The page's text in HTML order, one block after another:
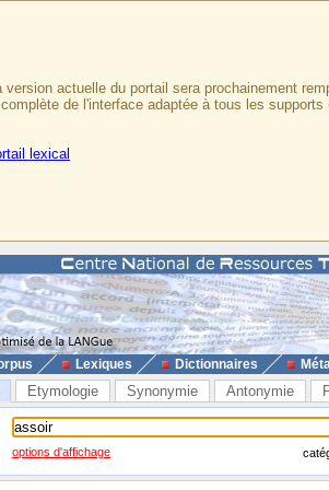
actuelle du portail sera prochainement
de l'interface adaptée à tous les
lexical
Lexiques Dictionnaires
Etymologie Synonymie Antonymie
options d'affichage